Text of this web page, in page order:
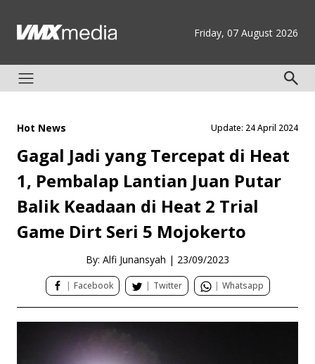
Friday, 07 August 2026
Hot News Update: 24 April 2024
Gagal Jadi yang Tercepat di Heat
1, Pembalap Lantian Juan Putar
Balik Keadaan di Heat 2 Trial
Game Dirt Seri 5 Mojokerto
By: Alfi Junansyah | 23/09/2023
| Facebook | Twitter | Whatsapp